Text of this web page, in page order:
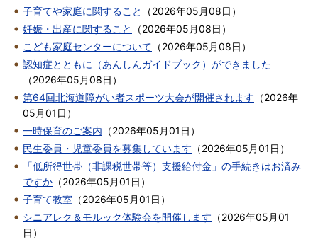
子育てや家庭に関すること
（2026年05月08日 ）
妊娠・出産に関すること
（2026年05月08日 ）
こども家庭センターについて （2026年05月08日 ）
認知症とともに（あんしんガイドブック）ができました
（2026年05月08日 ）
第64回北海道障がい者スポーツ大会が開催されます （2026年
05月01日 ）
一時保育のご案内 （2026年05月01日 ）
民生委員・児童委員を募集しています （2026年05月01日 ）
「低所得世帯（非課税世帯等）支援給付金」の手続きはお済み
ですか （2026年05月01日 ）
子育て教室 （2026年05月01日 ）
シニアレク＆モルック体験会を開催します （2026年05月01
日 ）